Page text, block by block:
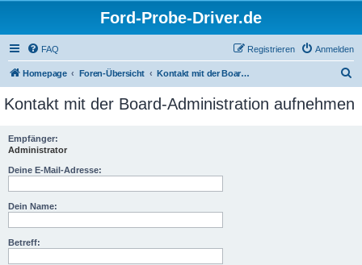
Ford-Probe-Driver.de
FAQ Anmelden
Registrieren
Homepage Foren-Übersicht Kontakt mit der Board-Administration aufnehmen
c
Kontakt mit der Board-Administration aufnehmen
Empfänger:
Administrator
Deine E-Mail-Adresse:
Dein Name:
Betreff: